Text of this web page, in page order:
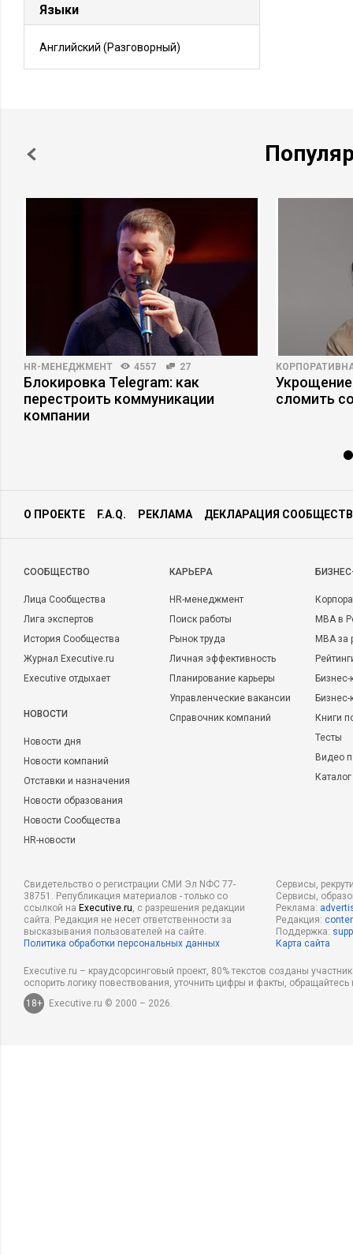
Языки
Английский (Разговорный)
HR-МЕНЕДЖМЕНТ 4557 27
Блокировка Telegram: как
перестроить коммуникации
компании
сломить
О ПРОЕКТЕ F.A.Q. РЕКЛАМА ДЕКЛАРАЦИЯ
CООБЩЕСТВО
Лица Сообщества
Лига экспертов
История Сообщества
Журнал Executive.ru
Executive отдыхает
НОВОСТИ
Новости дня
Новости компаний
Отставки и назначения
Новости образования
Новости Сообщества
HR-новости
КАРЬЕРА
HR-менеджмент
Поиск работы
Рынок труда
Личная эффективность
Планирование карьеры
Управленческие вакансии
Справочник компаний
MBA в
MBA
Бизнес-
Книги
Тесты
Видео
Свидетельство о регистрации СМИ Эл NФС 77-
38751. Републикация материалов - только со
ссылкой на Executive.ru, с разрешения редакции
сайта. Редакция не несет ответственности за
высказывания пользователей на сайте.
Политика обработки персональных данных
Сервисы,
Сервисы,
Реклама:
Редакция:
Поддержка:
Карта сайта
Executive.ru – краудсорсинговый проект, 80% текстов созданы
оспорить логику повествования, уточнить цифры и факты,
18+
Executive.ru © 2000 – 2026.